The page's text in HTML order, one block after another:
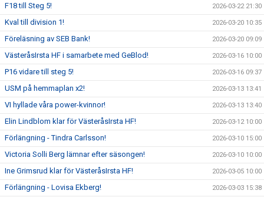
F18 till Steg 5! 2026-03-22 21:30
Kval till division 1! 2026-03-20 10:35
Föreläsning av SEB Bank! 2026-03-20 09:09
VästeråsIrsta HF i samarbete med GeBlod! 2026-03-16 10:00
P16 vidare till steg 5! 2026-03-16 09:37
USM på hemmaplan x2! 2026-03-13 13:41
VI hyllade våra power-kvinnor! 2026-03-13 13:40
Elin Lindblom klar för VästeråsIrsta HF! 2026-03-12 10:00
Förlängning - Tindra Carlsson! 2026-03-10 15:00
Victoria Solli Berg lämnar efter säsongen! 2026-03-10 10:00
Ine Grimsrud klar för VästeråsIrsta HF! 2026-03-05 10:00
Förlängning - Lovisa Ekberg! 2026-03-03 15:38